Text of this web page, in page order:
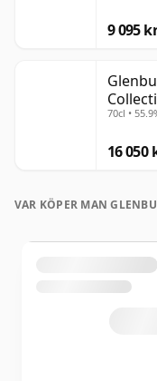
9 095 kr
70cl •
16 050
VAR KÖPER MAN